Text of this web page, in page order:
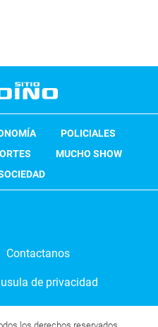
POLICIALES
MUCHO SHOW
Contactanos
de privacidad